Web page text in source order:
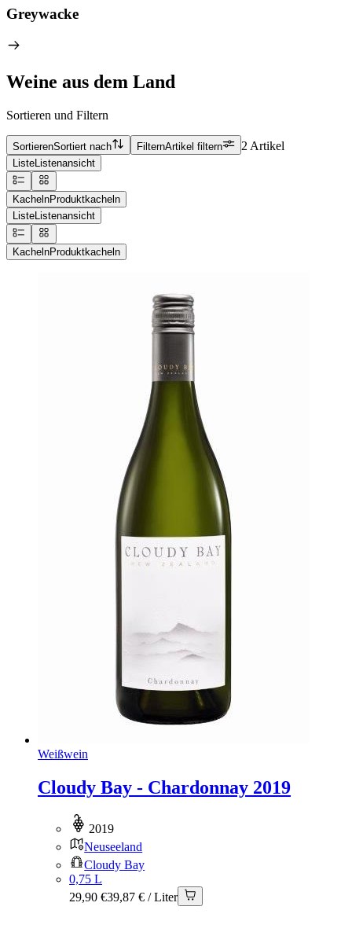
Greywacke
Weine aus dem Land
Sortieren und Filtern
SortierenSortiert nach FilternArtikel filtern 2 Artikel
Liste Listenansicht
KachelnProduktkacheln
Liste Listenansicht
KachelnProduktkacheln
Weißwein
Cloudy Bay - Chardonnay 2019
2019
Neuseeland
Cloudy Bay
0,75 L
29,90 €39,87 € / Liter